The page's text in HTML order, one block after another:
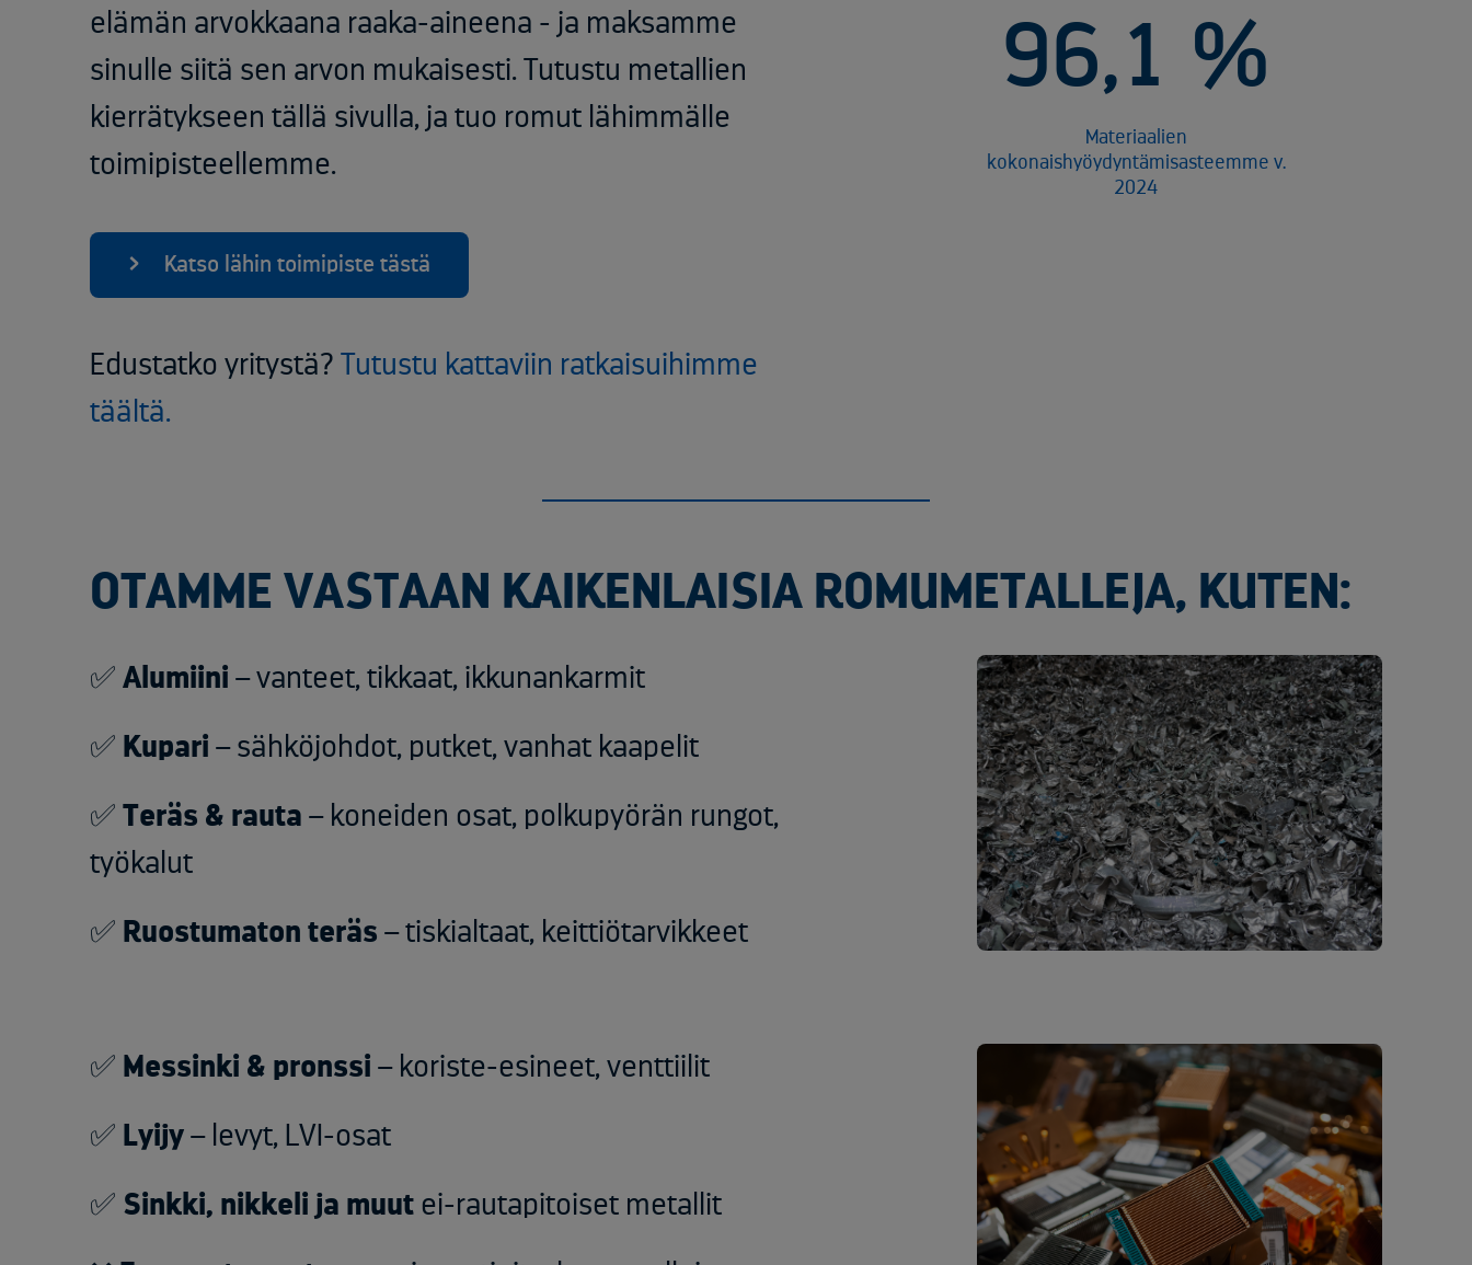
elämän arvokkaana raaka-aineena - ja maksamme
sinulle siitä sen arvon mukaisesti. Tutustu metallien
kierrätykseen tällä sivulla, ja tuo romut lähimmälle
toimipisteellemme.
Katso lähin toimipiste tästä
Edustatko yritystä? Tutustu kattaviin ratkaisuihimme
täältä.
96,1 %
Materiaalien
kokonaishyöydyntämisasteemme v.
2024
OTAMME VASTAAN KAIKENLAISIA ROMUMETALLEJA, KUTEN:
✅ Alumiini –vanteet, tikkaat, ikkunankarmit
✅ Kupari – sähköjohdot, putket, vanhat kaapelit
✅ Teräs & rauta – koneiden osat, polkupyörän rungot,
työkalut
✅ Ruostumaton teräs –tiskialtaat, keittiötarvikkeet
✅ Messinki & pronssi – koriste-esineet, venttiilit
✅ Lyijy – levyt, LVI-osat
✅ Sinkki, nikkeli ja muut ei-rautapitoiset metallit